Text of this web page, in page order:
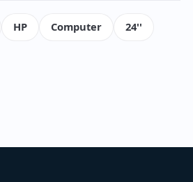
HP Computer 24''